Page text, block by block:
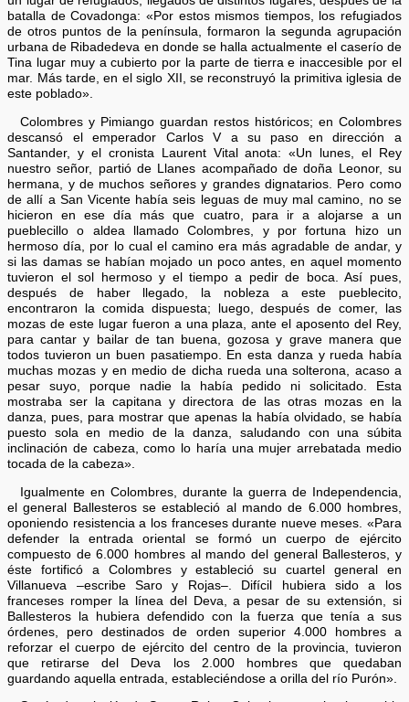
batalla de Covadonga: «Por estos mismos tiempos, los refugiados
de otros puntos de la península, formaron la segunda agrupación
urbana de Ribadedeva en donde se halla actualmente el caserío de
Tina lugar muy a cubierto por la parte de tierra e inaccesible por el
mar. Más tarde, en el siglo XII, se reconstruyó la primitiva iglesia de
este poblado».
Colombres y Pimiango guardan restos históricos; en Colombres
descansó el emperador Carlos V a su paso en dirección a
Santander, y el cronista Laurent Vital anota: «Un lunes, el Rey
nuestro señor, partió de Llanes acompañado de doña Leonor, su
hermana, y de muchos señores y grandes dignatarios. Pero como
de allí a San Vicente había seis leguas de muy mal camino, no se
hicieron en ese día más que cuatro, para ir a alojarse a un
pueblecillo o aldea llamado Colombres, y por fortuna hizo un
hermoso día, por lo cual el camino era más agradable de andar, y
si las damas se habían mojado un poco antes, en aquel momento
tuvieron el sol hermoso y el tiempo a pedir de boca. Así pues,
después de haber llegado, la nobleza a este pueblecito,
encontraron la comida dispuesta; luego, después de comer, las
mozas de este lugar fueron a una plaza, ante el aposento del Rey,
para cantar y bailar de tan buena, gozosa y grave manera que
todos tuvieron un buen pasatiempo. En esta danza y rueda había
muchas mozas y en medio de dicha rueda una solterona, acaso a
pesar suyo, porque nadie la había pedido ni solicitado. Esta
mostraba ser la capitana y directora de las otras mozas en la
danza, pues, para mostrar que apenas la había olvidado, se había
puesto sola en medio de la danza, saludando con una súbita
inclinación de cabeza, como lo haría una mujer arrebatada medio
tocada de la cabeza».
Igualmente en Colombres, durante la guerra de Independencia,
el general Ballesteros se estableció al mando de 6.000 hombres,
oponiendo resistencia a los franceses durante nueve meses. «Para
defender la entrada oriental se formó un cuerpo de ejército
compuesto de 6.000 hombres al mando del general Ballesteros, y
éste fortificó a Colombres y estableció su cuartel general en
Villanueva –escribe Saro y Rojas–. Difícil hubiera sido a los
franceses romper la línea del Deva, a pesar de su extensión, si
Ballesteros la hubiera defendido con la fuerza que tenía a sus
órdenes, pero destinados de orden superior 4.000 hombres a
reforzar el cuerpo de ejército del centro de la provincia, tuvieron
que retirarse del Deva los 2.000 hombres que quedaban
guardando aquella entrada, estableciéndose a orilla del río Purón».